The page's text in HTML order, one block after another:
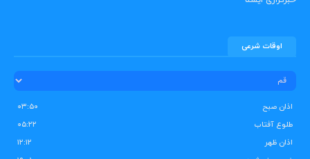
اوقات شرعی
اذان صبح
۰۳:۵۰
طلوع آفتاب
۰۵:۲۲
اذان ظهر
۱۲:۱۲